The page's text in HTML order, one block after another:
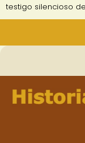
testigo silencioso